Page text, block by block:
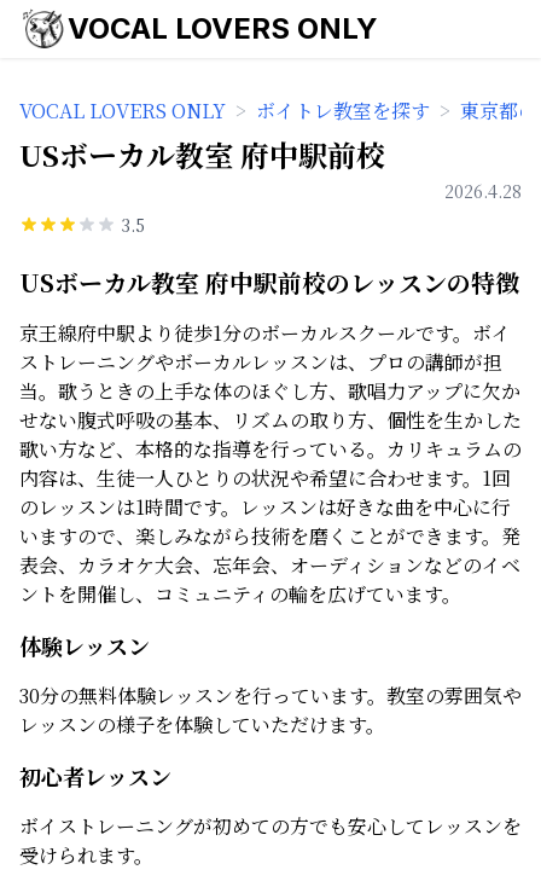
VOCAL LOVERS ONLY
VOCAL LOVERS ONLY > ボイトレ教室を探す > 東京都
USボーカル教室 府中駅前校
2026.4.28
3.5
USボーカル教室 府中駅前校のレッスンの特徴
京王線府中駅より徒歩1分のボーカルスクールです。ボイ
ストレーニングやボーカルレッスンは、プロの講師が担
当。歌うときの上手な体のほぐし方、歌唱力アップに欠か
せない腹式呼吸の基本、リズムの取り方、個性を生かした
歌い方など、本格的な指導を行っている。カリキュラムの
内容は、生徒一人ひとりの状況や希望に合わせます。1回
のレッスンは1時間です。レッスンは好きな曲を中心に行
いますので、楽しみながら技術を磨くことができます。発
表会、カラオケ大会、忘年会、オーディションなどのイベ
ントを開催し、コミュニティの輪を広げています。
体験レッスン
30分の無料体験レッスンを行っています。教室の雰囲気や
レッスンの様子を体験していただけます。
初心者レッスン
ボイストレーニングが初めての方でも安心してレッスンを
受けられます。